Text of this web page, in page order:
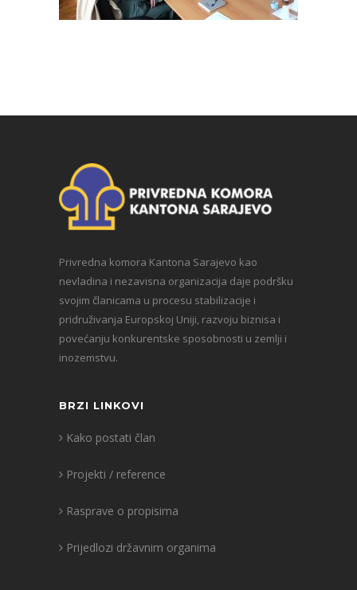
Privredna komora Kantona Sarajevo kao
nevladina i nezavisna organizacija daje podršku
svojim članicama u procesu stabilizacije i
pridruživanja Europskoj Uniji, razvoju biznisa i
povećanju konkurentske sposobnosti u zemlji i
inozemstvu.
BRZI LINKOVI
Kako postati član
Projekti / reference
Rasprave o propisima
Prijedlozi državnim organima